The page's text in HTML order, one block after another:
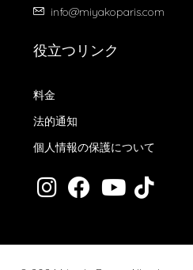
info@miyakoparis.com
役立つリンク
料金
法的通知
個人情報の保護について